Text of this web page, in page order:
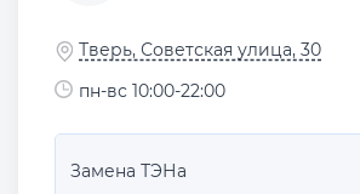
Тверь, Советская улица, 30
пн-вс 10:00-22:00
Замена ТЭНа